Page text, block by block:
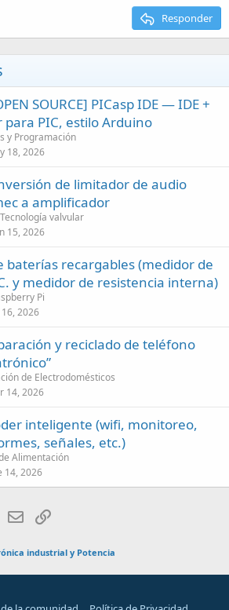
Responder
SOURCE] PICasp IDE — IDE +
PIC, estilo Arduino
y Programación
18, 2026
de limitador de audio
a amplificador
valvular
15, 2026
baterías recargables (medidor de
y medidor de resistencia interna)
Pi
16, 2026
y reciclado de teléfono
de Electrodomésticos
14, 2026
inteligente (wifi, monitoreo,
señales, etc.)
Alimentación
14, 2026
WhatsApp
Email
industrial y Potencia